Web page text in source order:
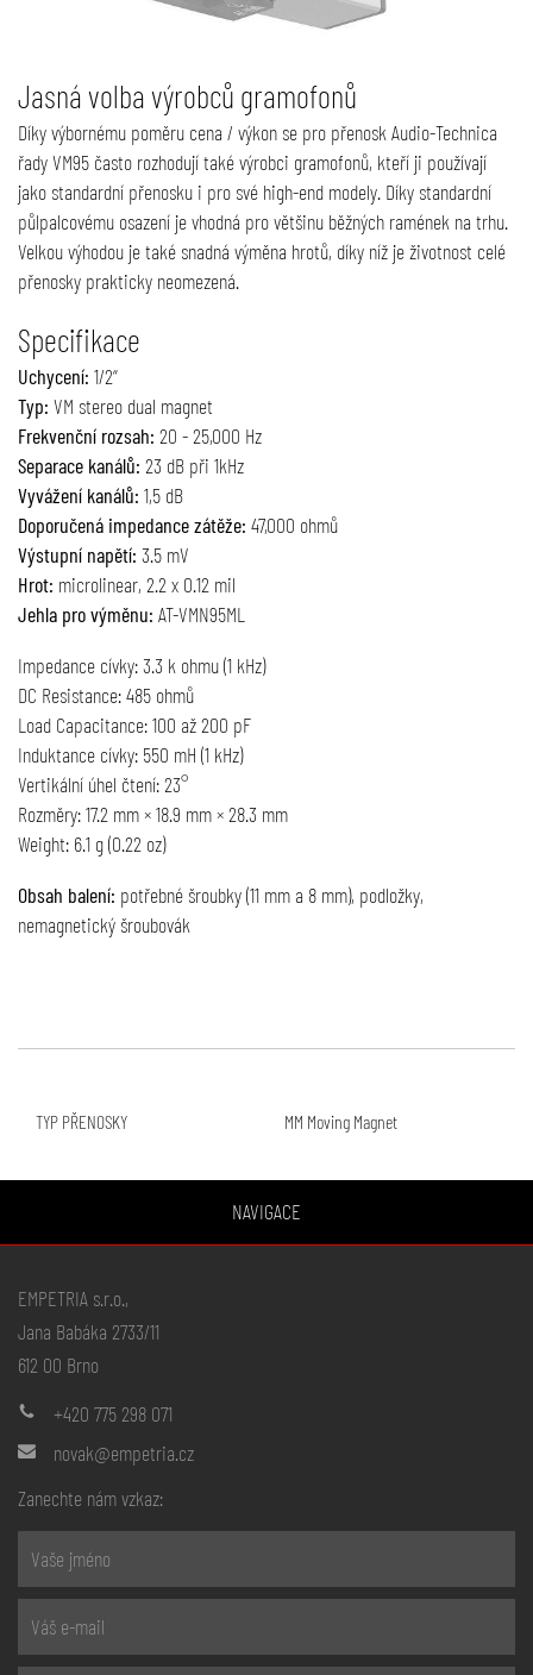
Jasná volba výrobců gramofonů
Díky výbornému poměru cena / výkon se pro přenosk Audio-Technica
řady VM95 často rozhodují také výrobci gramofonů, kteří ji používají
jako standardní přenosku i pro své high-end modely. Díky standardní
půlpalcovému osazení je vhodná pro většinu běžných ramének na trhu.
Velkou výhodou je také snadná výměna hrotů, díky níž je životnost celé
přenosky prakticky neomezená.
Specifikace
Uchycení: 1/2“
Typ: VM stereo dual magnet
Frekvenční rozsah: 20 - 25,000 Hz
Separace kanálů: 23 dB při 1kHz
Vyvážení kanálů: 1,5 dB
Doporučená impedance zátěže: 47,000 ohmů
Výstupní napětí: 3.5 mV
Hrot: microlinear, 2.2 x 0.12 mil
Jehla pro výměnu: AT-VMN95ML
Impedance cívky: 3.3 k ohmu (1 kHz)
DC Resistance: 485 ohmů
Load Capacitance: 100 až 200 pF
Induktance cívky: 550 mH (1 kHz)
Vertikální úhel čtení: 23°
Rozměry: 17.2 mm × 18.9 mm × 28.3 mm
Weight: 6.1 g (0.22 oz)
Obsah balení: potřebné šroubky (11 mm a 8 mm), podložky,
nemagnetický šroubovák
TYP PŘENOSKY MM Moving Magnet
NAVIGACE
EMPETRIA s.r.o.,
Jana Babáka 2733/11
612 00 Brno
+420 775 298 071
novak@empetria.cz
Zanechte nám vzkaz: